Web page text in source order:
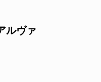
ルヴァ